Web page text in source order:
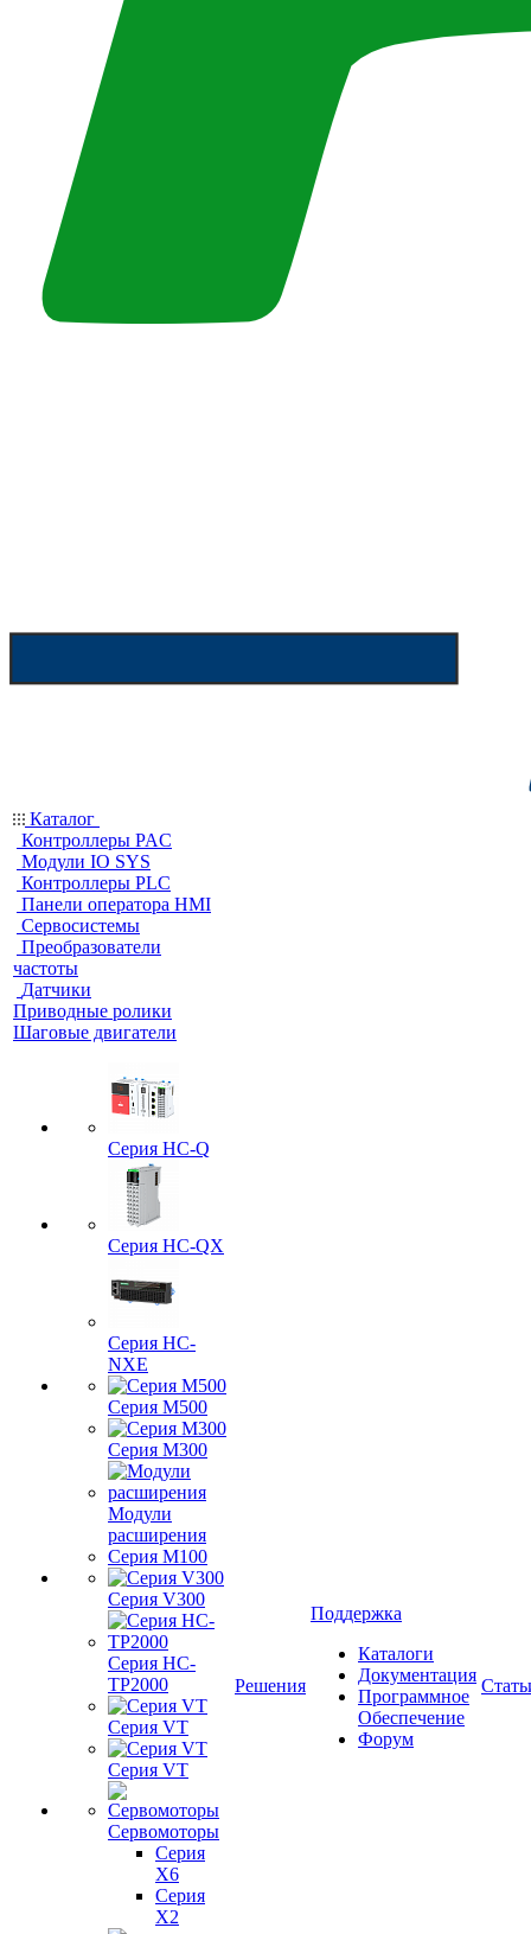
Каталог
Контроллеры PAC
Модули IO SYS
Контроллеры PLC
Панели оператора HMI
Сервосистемы
Преобразователи
частоты
Датчики
Приводные ролики
Шаговые двигатели
Серия HC-Q
Серия HC-QX
Серия HC-
NXE
Серия M500
Серия M300
Модули
расширения
Серия M100
Серия V300
Серия HC-
TP2000
Серия VT
Серия VT
Сервомоторы
Серия
X6
Серия
X2
Решения
Поддержка
Каталоги
Документация
Программное
Обеспечение
Форум